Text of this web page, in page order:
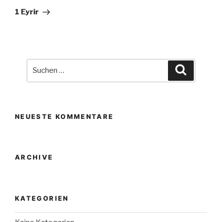
Beitrag
1 Eyrir
NEUESTE KOMMENTARE
ARCHIVE
KATEGORIEN